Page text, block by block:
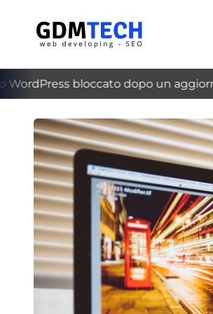
bloccato dopo un
‹